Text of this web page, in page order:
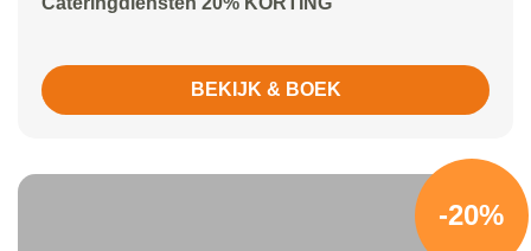
BEKIJK & BOEK
-20%